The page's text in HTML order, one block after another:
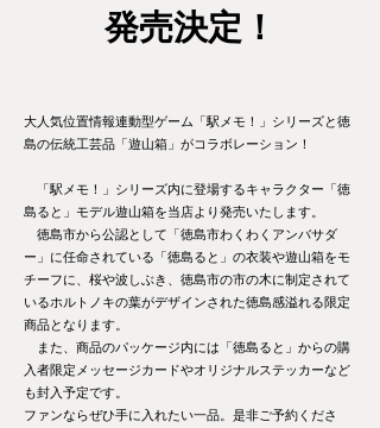
​発売決定！
大人気位置情報連動型ゲーム「駅メモ！」シリーズと徳
島の伝統工芸品「遊山箱」がコラボレーション！
「駅メモ！」シリーズ内に登場するキャラクター「徳
島ると」モデル遊山箱を当店より発売いたします。
徳島市から公認として「徳島市わくわくアンバサダ
ー」に任命されている「徳島ると」の衣装や遊山箱をモ
チーフに、桜や波しぶき、徳島市の市の木に制定されて
いるホルトノキの葉がデザインされた徳島感溢れる限定
商品となります。
また、商品のパッケージ内には「徳島ると」からの購
入者限定メッセージカードやオリジナルステッカーなど
も封入予定です。
ファンならぜひ手に入れたい一品。是非ご予約くださ